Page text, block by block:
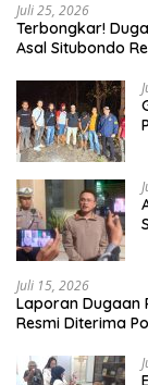
Juli 25, 2026
Terbongkar!
Asal Situbondo
Juli 15, 2026
Laporan Dugaan
Resmi Diterima